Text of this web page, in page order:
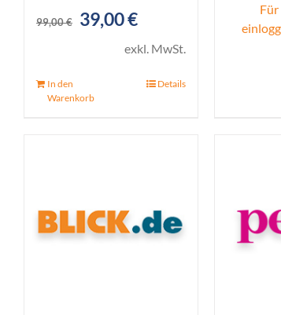
99,00€
Ursprünglicher
99,00 €
39,00€Aktueller
Preis
exkl. MwSt.
In den
Warenkorb
Details